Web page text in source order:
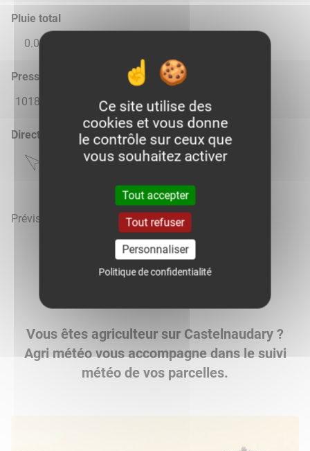
Pluie total
0.0
Pression atmosphérique (hPa)
1018.0
1014.0 1015.0 1015.0
Direction du vent
Prévisions météo mises à jour le 7 août 2026 à 10h
Vous êtes agriculteur sur Castelnaudary ?
Agri météo vous accompagne dans le suivi
météo de vos parcelles.
Ce site utilise des
cookies et vous donne
le contrôle sur ceux que
vous souhaitez activer
Tout accepter
Tout refuser
Personnaliser
Politique de confidentialité